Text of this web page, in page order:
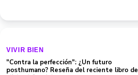
VIVIR BIEN
"Contra la perfección": ¿Un futuro
posthumano? Reseña del reciente libro de